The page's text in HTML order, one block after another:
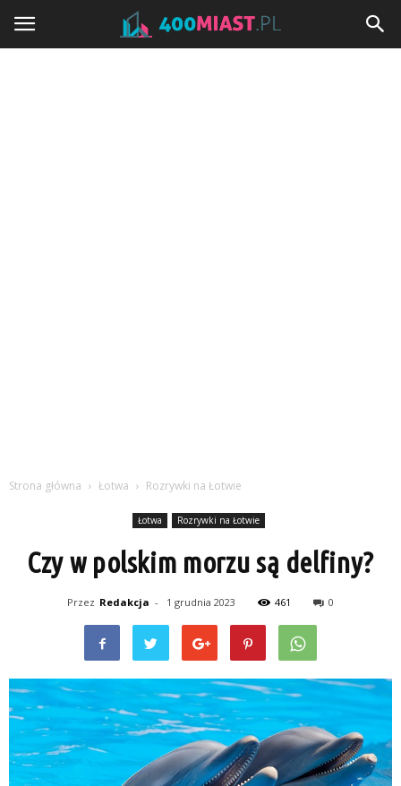
Strona główna Łotwa Rozrywki na Łotwie
Łotwa Rozrywki na Łotwie
Czy w polskim morzu są delfiny?
Przez Redakcja - 1 grudnia 2023 461 0